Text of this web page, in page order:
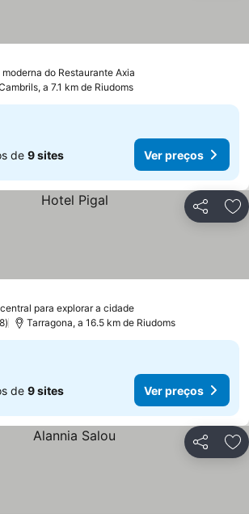
do Restaurante Axia
preços
a 7.1 km de Riudoms
de 9 sites Ver preços
Partilhar
para explorar a cidadeVer preços
Tarragona, a 16.5 km de Riudoms
de 9 sites Ver preços
Partilhar